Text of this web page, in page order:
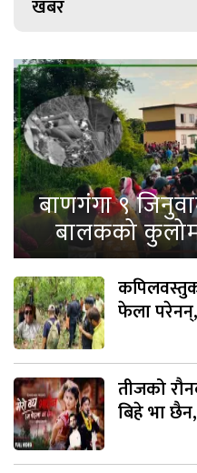
खबर
बाणगंगा ९
बालकको
फेला परेनन्,
तीजको
बिहे भा